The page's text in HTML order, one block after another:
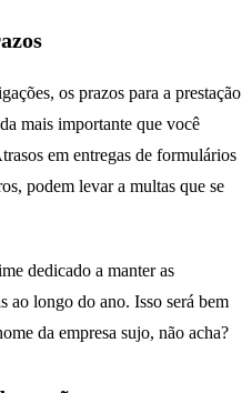
os prazos para a prestação
mais importante que você
em entregas de formulários
podem levar a multas que se
dedicado a manter as
ao longo do ano. Isso será bem
da empresa sujo, não acha?